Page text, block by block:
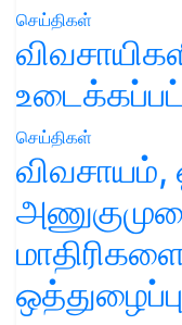
செய்திகள்
செய்திகள்
விவசாயம்,